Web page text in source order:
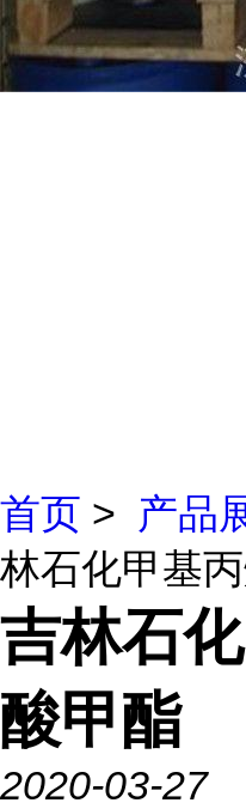
首页 > 产品
林石化甲基
吉林石
酸甲酯
2020-03-27